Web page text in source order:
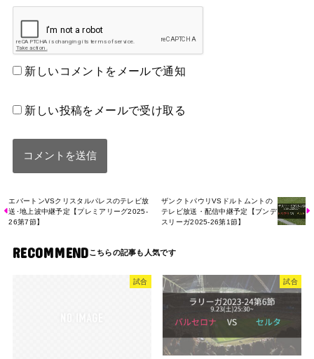
新しいコメントをメールで通知
新しい投稿をメールで受け取る
エバートンVSクリスタルパレスのテレビ放
送･地上波中継予定【プレミアリーグ2025-
26第7節】
ザンクトパウリVSドルトムントの
テレビ放送・配信中継予定【ブンデ
スリーガ2025-26第1節】
RECOMMEND
試合 試合